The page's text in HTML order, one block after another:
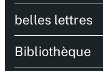
belles lettres
Bibliothèque